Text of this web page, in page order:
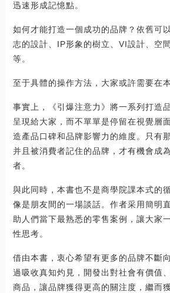
迅速形成記憶點。
如何才能打造一個成功的品牌？依舊可
志的設計、IP形象的樹立、VI設計、空
等。
至于具體的操作方法，大家或許需要在
事實上，《引爆注意力》將一系列打造
呈現給大家，而不單單是停留在視覺層
造產品口碑和品牌影響力的維度。只有
并且被消費者記住的品牌，才有機會成
者。
與此同時，本書也不是商學院課本式的
像是朋友間的一場談話。作者采用簡明
助人們當下最熟悉的零售案例，讓大家
性思考。
借由本書，衷心希望有更多的品牌不斷
過吸收真知灼見，開發出對社會有價值
商品，讓品牌獲得更高的關注度，繼而